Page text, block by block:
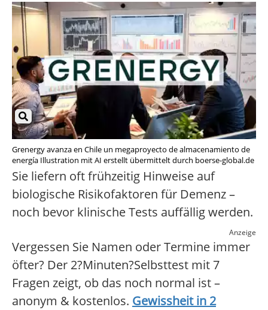
Grenergy avanza en Chile un megaproyecto de almacenamiento de
energía Illustration mit AI erstellt übermittelt durch boerse-global.de
Sie liefern oft frühzeitig Hinweise auf
biologische Risikofaktoren für Demenz –
noch bevor klinische Tests auffällig werden.
Anzeige
Vergessen Sie Namen oder Termine immer
öfter? Der 2?Minuten?Selbsttest mit 7
Fragen zeigt, ob das noch normal ist –
anonym & kostenlos. Gewissheit in 2